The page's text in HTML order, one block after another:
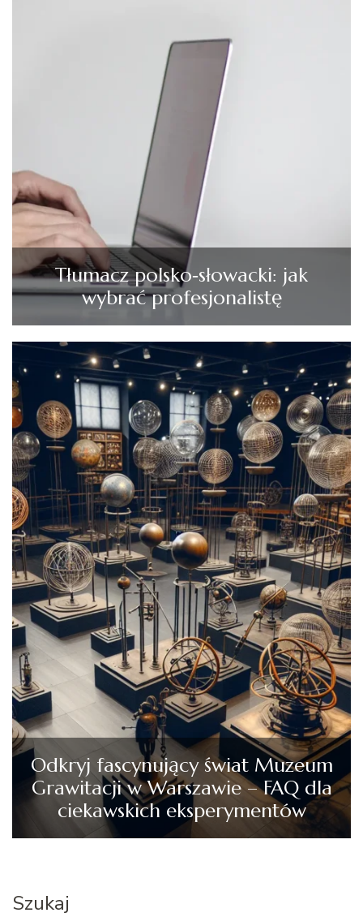
Tłumacz polsko‑słowacki: jak
wybrać profesjonalistę
Odkryj fascynujący świat Muzeum
Grawitacji w Warszawie – FAQ dla
ciekawskich eksperymentów
Szukaj